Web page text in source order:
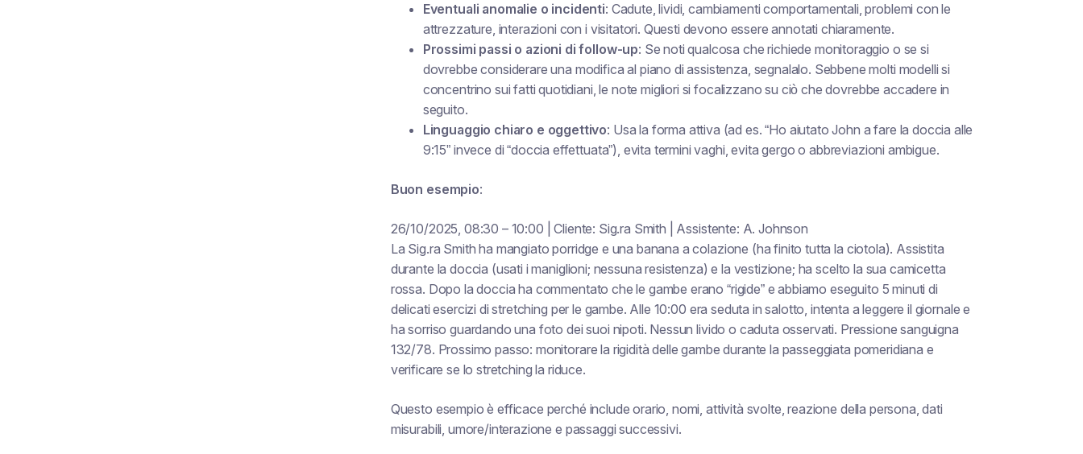
Eventuali anomalie o incidenti: Cadute, lividi, cambiamenti comportamentali, problemi con le
attrezzature, interazioni con i visitatori. Questi devono essere annotati chiaramente.
Prossimi passi o azioni di follow-up: Se noti qualcosa che richiede monitoraggio o se si
dovrebbe considerare una modifica al piano di assistenza, segnalalo. Sebbene molti modelli si
concentrino sui fatti quotidiani, le note migliori si focalizzano su ciò che dovrebbe accadere in
seguito.
Linguaggio chiaro e oggettivo: Usa la forma attiva (ad es. “Ho aiutato John a fare la doccia alle
9:15” invece di “doccia effettuata”), evita termini vaghi, evita gergo o abbreviazioni ambigue.
Buon esempio:
26/10/2025, 08:30 – 10:00 | Cliente: Sig.ra Smith | Assistente: A. Johnson
La Sig.ra Smith ha mangiato porridge e una banana a colazione (ha finito tutta la ciotola). Assistita
durante la doccia (usati i maniglioni; nessuna resistenza) e la vestizione; ha scelto la sua camicetta
rossa. Dopo la doccia ha commentato che le gambe erano “rigide” e abbiamo eseguito 5 minuti di
delicati esercizi di stretching per le gambe. Alle 10:00 era seduta in salotto, intenta a leggere il giornale e
ha sorriso guardando una foto dei suoi nipoti. Nessun livido o caduta osservati. Pressione sanguigna
132/78. Prossimo passo: monitorare la rigidità delle gambe durante la passeggiata pomeridiana e
verificare se lo stretching la riduce.
Questo esempio è efficace perché include orario, nomi, attività svolte, reazione della persona, dati
misurabili, umore/interazione e passaggi successivi.